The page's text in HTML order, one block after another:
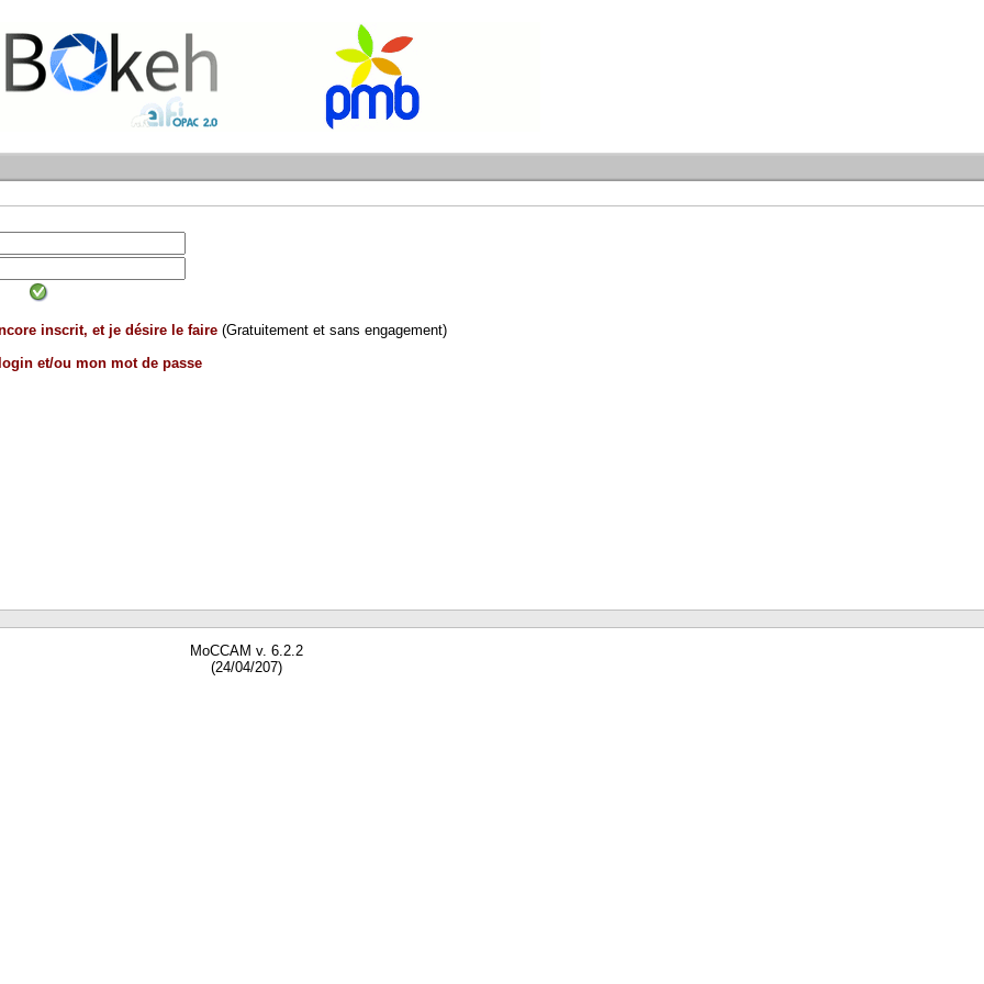
inscrit, et je désire le faire (Gratuitement et sans engagement)
et/ou mon mot de passe
MoCCAM v. 6.2.2
(24/04/207)